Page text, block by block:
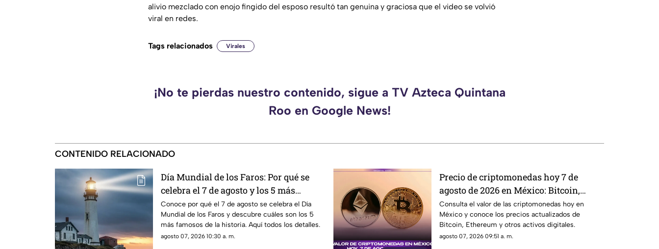
alivio mezclado con enojo fingido del esposo resultó tan genuina y graciosa que el video se volvió
viral en redes.
Tags relacionados Virales
¡No te pierdas nuestro contenido, sigue a TV Azteca Quintana
Roo en Google News!
CONTENIDO RELACIONADO
Día Mundial de los Faros: Por qué se
celebra el 7 de agosto y los 5 más
famosos de la historia
Conoce por qué el 7 de agosto se celebra el Día
Mundial de los Faros y descubre cuáles son los 5
más famosos de la historia. Aquí todos los detalles.
agosto 07, 2026 10:30 a. m.
Precio de criptomonedas hoy 7 de
agosto de 2026 en México: Bitcoin,
Ethereum y más
Consulta el valor de las criptomonedas hoy en
México y conoce los precios actualizados de
Bitcoin, Ethereum y otros activos digitales.
agosto 07, 2026 09:51 a. m.